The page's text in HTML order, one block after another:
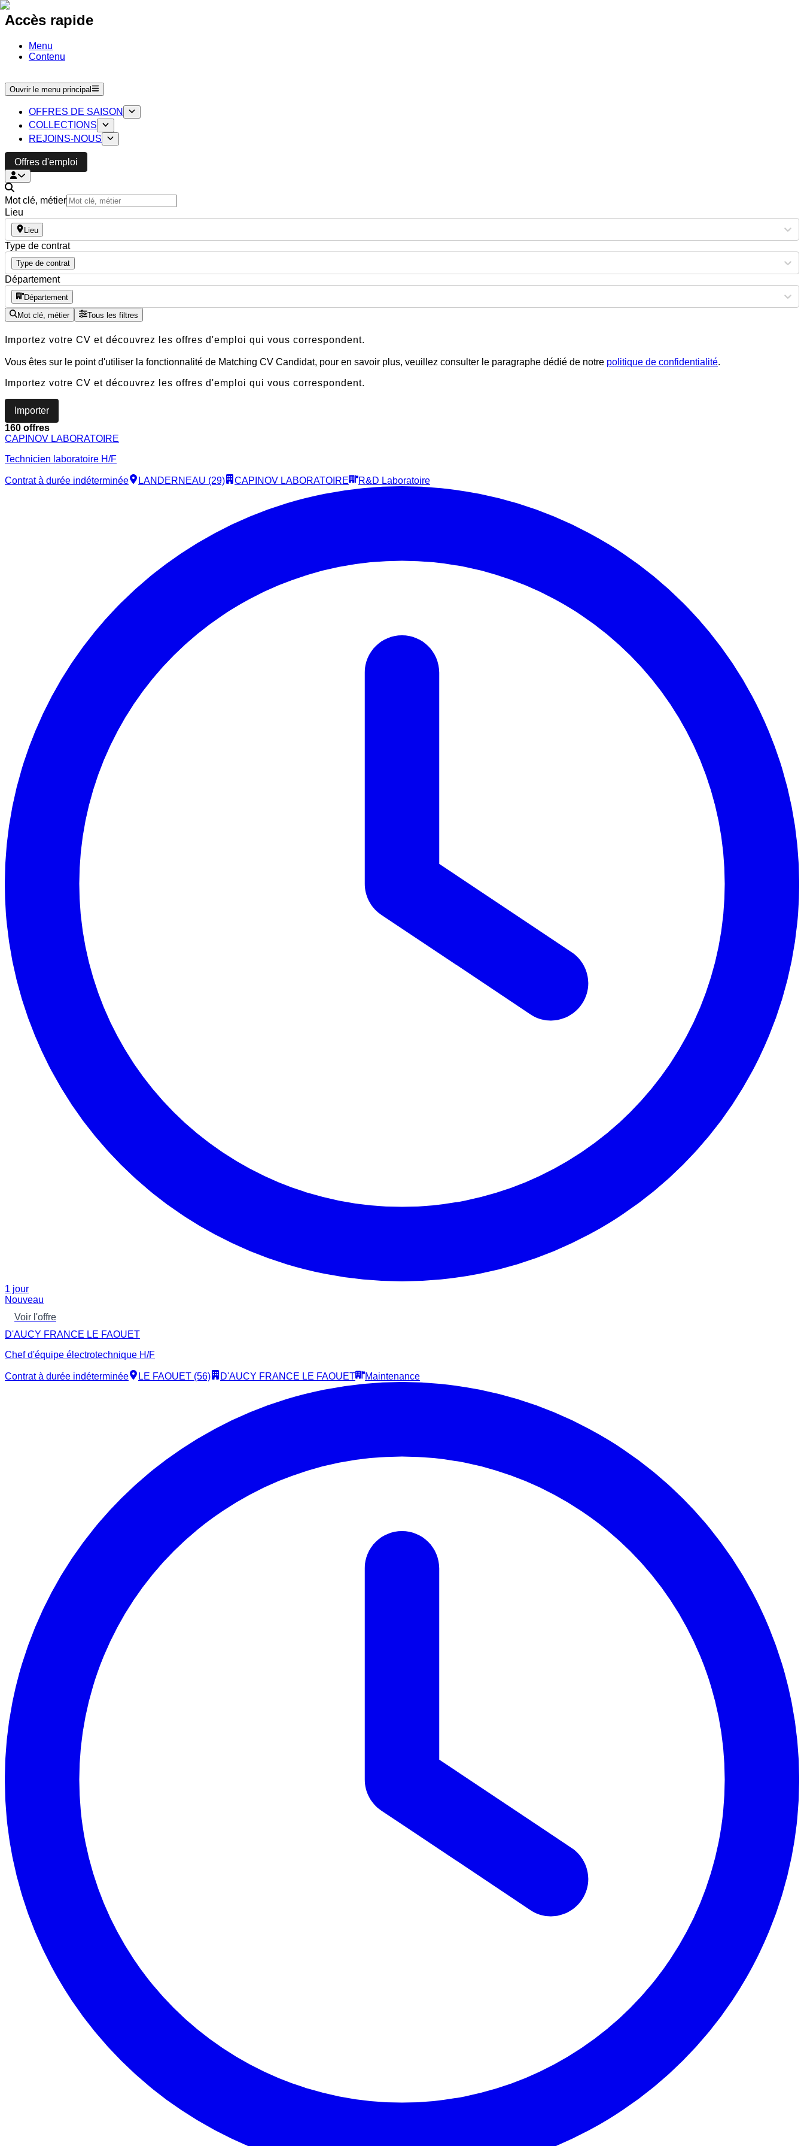
Accès rapide
Menu
Contenu
Ouvrir le menu principal
OFFRES DE SAISON
COLLECTIONS
REJOINS-NOUS
Offres d'emploi
Mot clé, métier
Lieu
Lieu
Type de contrat
Type de contrat
Département
Département
Mot clé, métier Tous les filtres
Importez votre CV et découvrez les offres d'emploi qui vous correspondent.
Vous êtes sur le point d'utiliser la fonctionnalité de Matching CV Candidat, pour en savoir plus, veuillez consulter le paragraphe dédié de notre politique de confidentialité.
Importez votre CV et découvrez les offres d'emploi qui vous correspondent.
Importer
160 offres
CAPINOV LABORATOIRE
Technicien laboratoire H/F
Contrat à durée indéterminée LANDERNEAU (29) CAPINOV LABORATOIRE R&D Laboratoire
1 jour
Nouveau
Voir l'offre
D'AUCY FRANCE LE FAOUET
Chef d'équipe électrotechnique H/F
Contrat à durée indéterminée LE FAOUET (56) D'AUCY FRANCE LE FAOUET Maintenance